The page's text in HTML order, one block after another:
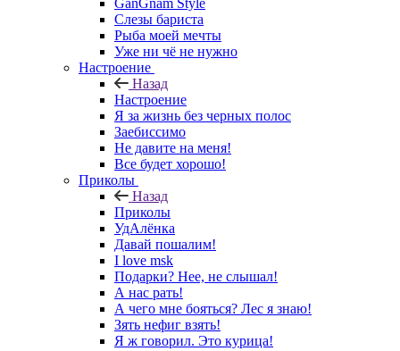
GanGnam Style
Слезы бариста
Рыба моей мечты
Уже ни чё не нужно
Настроение
Назад
Настроение
Я за жизнь без черных полос
Заебиссимо
Не давите на меня!
Все будет хорошо!
Приколы
Назад
Приколы
УдАлёнка
Давай пошалим!
I love msk
Подарки? Нее, не слышал!
А нас рать!
А чего мне бояться? Лес я знаю!
Зять нефиг взять!
Я ж говорил. Это курица!